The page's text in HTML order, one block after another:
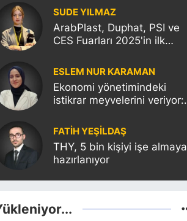
Etkisi
SUDE YILMAZ
ArabPlast, Duphat, PSI ve
CES Fuarları 2025'in ilk
vuracak
ESLEM NUR KARAMAN
Ekonomi yönetimindeki
istikrar meyvelerini veriyor:
notunu yükseltti!
FATIH YEŞİLDAŞ
THY, 5 bin kişiyi işe almaya
hazırlanıyor